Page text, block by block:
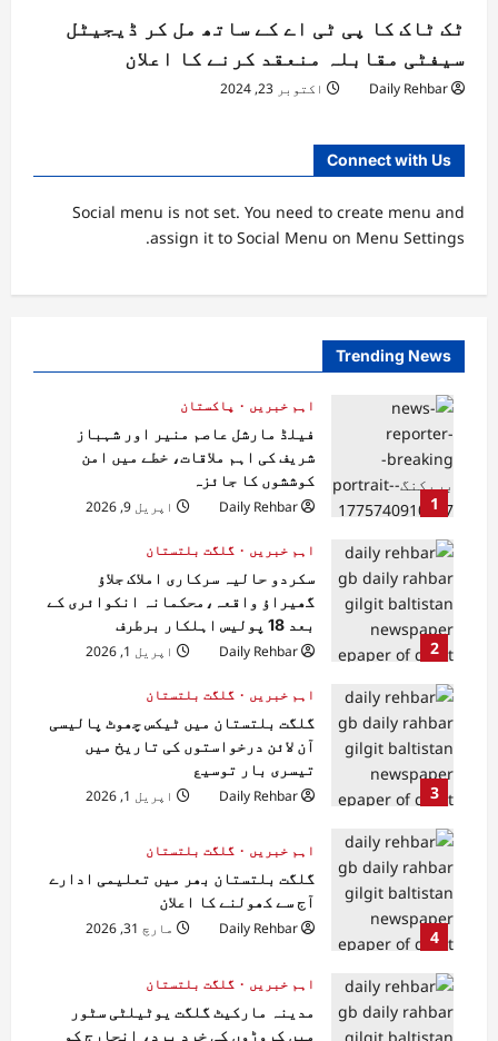
ٹک ٹاک کا پی ٹی اے کے ساتھ مل کر ڈیجیٹل
سیفٹی مقابلہ منعقد کرنے کا اعلان
Daily Rehbar اکتوبر 23, 2024
Connect with Us
Social menu is not set. You need to create menu and
assign it to Social Menu on Menu Settings.
Trending News
1
اہم خبریں
پاکستان
فیلڈ مارشل عاصم منیر اور شہباز
شریف کی اہم ملاقات، خطے میں امن
کوششوں کا جائزہ
Daily Rehbar
اپریل 9, 2026
2
اہم خبریں
گلگت بلتستان
سکردو حالیہ سرکاری املاک جلاؤ
گھیراؤ واقعہ،محکمانہ انکوائری کے
بعد 18 پولیس اہلکار برطرف
Daily Rehbar
اپریل 1, 2026
3
اہم خبریں
گلگت بلتستان
گلگت بلتستان میں ٹیکس چھوٹ پالیسی
آن لائن درخواستوں کی تاریخ میں
تیسری بار توسیع
Daily Rehbar
اپریل 1, 2026
4
اہم خبریں
گلگت بلتستان
گلگت بلتستان بھر میں تعلیمی ادارے
آج سے کھولنے کا اعلان
Daily Rehbar
مارچ 31, 2026
اہم خبریں
گلگت بلتستان
مدینہ مارکیٹ گلگت یوٹیلٹی سٹور
میں کروڑوں کی خرد برد، انچارج کو